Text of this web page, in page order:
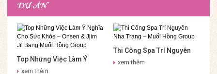
DỰ ÁN
Top Những Việc Làm Ý
Nghĩa Cho Sức Khỏe –
xem thêm
Thi Công Spa Trí Nguyên
Nha Trang – Muối Hồng
xem thêm